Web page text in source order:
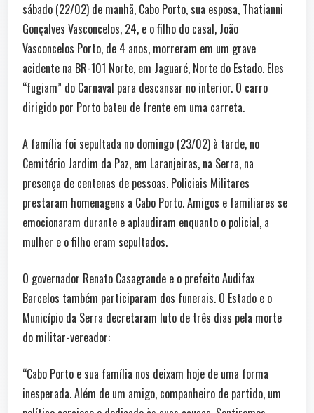
sábado (22/02) de manhã, Cabo Porto, sua esposa, Thatianni
Gonçalves Vasconcelos, 24, e o filho do casal, João
Vasconcelos Porto, de 4 anos, morreram em um grave
acidente na BR-101 Norte, em Jaguaré, Norte do Estado. Eles
“fugiam” do Carnaval para descansar no interior. O carro
dirigido por Porto bateu de frente em uma carreta.
A família foi sepultada no domingo (23/02) à tarde, no
Cemitério Jardim da Paz, em Laranjeiras, na Serra, na
presença de centenas de pessoas. Policiais Militares
prestaram homenagens a Cabo Porto. Amigos e familiares se
emocionaram durante e aplaudiram enquanto o policial, a
mulher e o filho eram sepultados.
O governador Renato Casagrande e o prefeito Audifax
Barcelos também participaram dos funerais. O Estado e o
Município da Serra decretaram luto de três dias pela morte
do militar-vereador:
“Cabo Porto e sua família nos deixam hoje de uma forma
inesperada. Além de um amigo, companheiro de partido, um